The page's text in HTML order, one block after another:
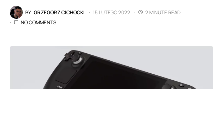
BY GRZEGORZ CICHOCKI 15 LUTEGO 2022
2 MINUTE READ
NO COMMENTS